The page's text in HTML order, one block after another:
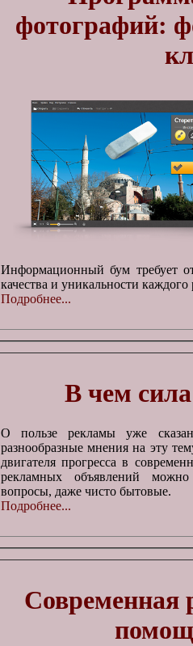
фотографий:
Информационный бум требует
качества и уникальности
Подробнее...
В чем
О пользе рекламы уже
разнообразные мнения на эту
двигателя прогресса в
рекламных объявлений
вопросы, даже чисто бытовые.
Подробнее...
Современная